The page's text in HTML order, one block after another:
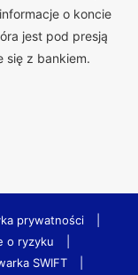
o koncie
jest pod presją
się z bankiem.
prywatności
o ryzyku
SWIFT